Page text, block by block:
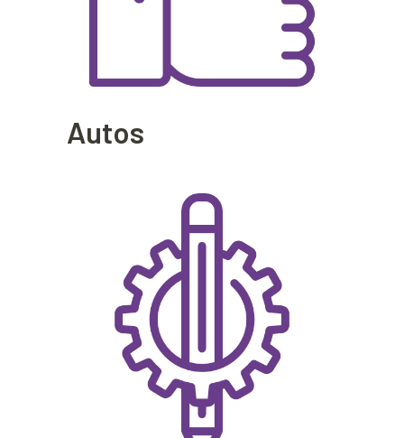
Autos